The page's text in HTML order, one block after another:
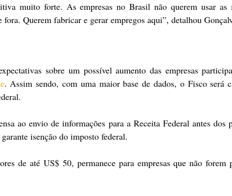
muito forte. As empresas no Brasil não querem usar as
Querem fabricar e gerar empregos aqui”, detalhou
sobre um possível aumento das empresas
. Assim sendo, com uma maior base de dados, o Fisco será
ao envio de informações para a Receita Federal antes dos
isenção do imposto federal.
de até US$ 50, permanece para empresas que não forem